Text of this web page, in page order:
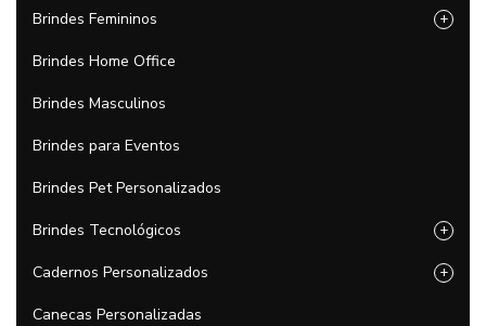
Brindes Femininos +
Brindes Home Office
Brindes Masculinos
Brindes para Eventos
Brindes Pet Personalizados
Brindes Tecnológicos +
Cadernos Personalizados +
Canecas Personalizadas